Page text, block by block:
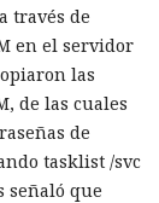
través de
en el servidor
las
de las cuales
de
tasklist /svc
señaló que